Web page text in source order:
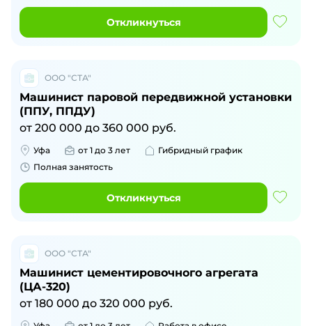
Откликнуться
ООО "СТА"
Машинист паровой передвижной установки
(ППУ, ППДУ)
от 200 000 до 360 000 руб.
Уфа от 1 до 3 лет
Гибридный график
Полная занятость
Откликнуться
ООО "СТА"
Машинист цементировочного агрегата
(ЦА-320)
от 180 000 до 320 000 руб.